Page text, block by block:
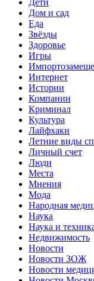
Дом и сад
Еда
Звёзды
Здоровье
Игры
Интернет
Истории
Компании
Криминал
Культура
Лайфхаки
Летние виды
Личный счет
Люди
Места
Мнения
Мода
Народная
Наука
Наука и
Недвижимость
Новости
Новости ЗОЖ
Новости